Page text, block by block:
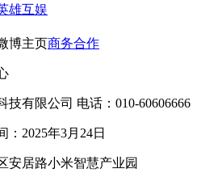
雄互娱
博主页商务合作
有限公司 电话：010-60606666
：2025年3月24日
安居路小米智慧产业园